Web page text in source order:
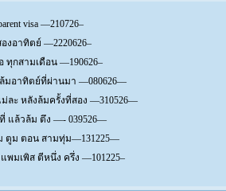
visa —210726–
งอาทิตย์ —2220626–
ทุกสามเดือน —190626–
มอาทิตย์ที่ผ่านมา —080626—
ละ หลังล้มครั้งที่สอง —310526—
แล้วล้ม ตึง —- 039526—
ตูม ตอน สามทุ่ม—131225—
พมเพิส ตีหนึ่ง ครึ่ง —101225–